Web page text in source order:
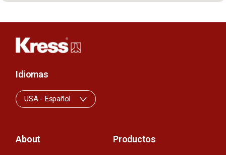
About Productos
Idiomas
USA - Español